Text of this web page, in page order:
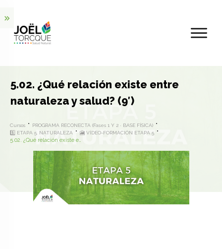
5.02. ¿Qué relación existe entre
naturaleza y salud? (9′)
Cursos
PROGRAMA RECONECTA (Fases 1 Y 2 · BASE FÍSICA)
5️⃣ ETAPA 5. NATURALEZA
🎦 VÍDEO-FORMACIÓN ETAPA 5
5.02. ¿Qué relación existe entre naturaleza y salud? (9′)